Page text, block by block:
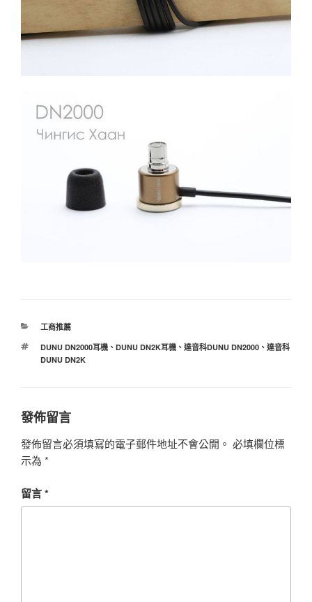
分
工商推薦
標
籤
DUNU DN2000耳機、 DUNU DN2K耳機、 達音科DUNU DN2000、 達音科
DUNU DN2K
發佈留言
發佈留言必須填寫的電子郵件地址不會公開。 必填欄位標
示為 *
留言*